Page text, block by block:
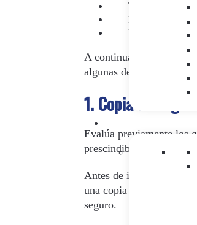
Transferir los
Migrar el diseño
Lanzamiento de
A continuación, te
algunas de las ventajas
1. Copia de
Evalúa previamente los
prescindibles e invertir
Antes de iniciar la
una copia de seguridad
seguro.